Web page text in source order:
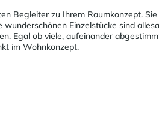
Begleiter zu Ihrem Raumkonzept. Sie
Einzelstücke sind
Egal ob viele, aufeinander
im Wohnkonzept.